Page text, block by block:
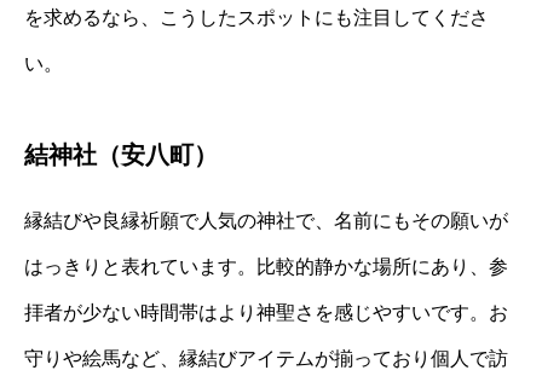
を求めるなら、こうしたスポットにも注目してくださ
い。
結神社（安八町）
縁結びや良縁祈願で人気の神社で、名前にもその願いが
はっきりと表れています。比較的静かな場所にあり、参
拝者が少ない時間帯はより神聖さを感じやすいです。お
守りや絵馬など、縁結びアイテムが揃っており個人で訪